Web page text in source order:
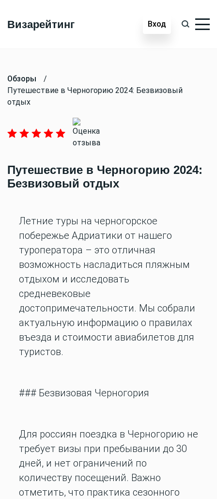
Визарейтинг Вход
Обзоры
/
Путешествие в Черногорию 2024: Безвизовый
отдых
Путешествие в Черногорию 2024:
Безвизовый отдых
Летние туры на черногорское
побережье Адриатики от нашего
туроператора – это отличная
возможность насладиться пляжным
отдыхом и исследовать
средневековые
достопримечательности. Мы собрали
актуальную информацию о правилах
въезда и стоимости авиабилетов для
туристов.
### Безвизовая Черногория
Для россиян поездка в Черногорию не
требует визы при пребывании до 30
дней, и нет ограничений по
количеству посещений. Важно
отметить, что практика сезонного